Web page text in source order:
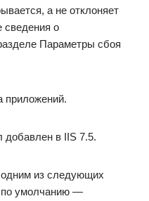
а не отклоняет
сведения о
Параметры сбоя
приложений.
добавлен в IIS 7.5.
из следующих
по умолчанию —